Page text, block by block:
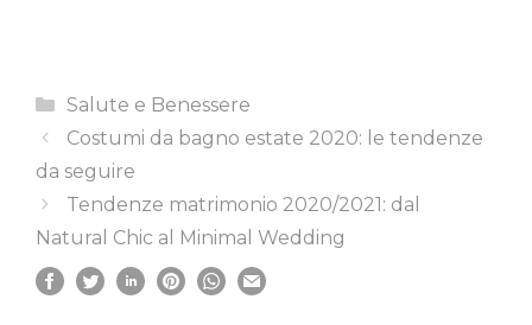
Categorie
Salute e Benessere
Costumi da bagno estate 2020: le tendenze
da seguire
Tendenze matrimonio 2020/2021: dal
Natural Chic al Minimal Wedding